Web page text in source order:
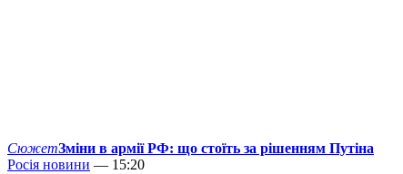
СюжетЗміни в армії РФ: що стоїть за рішенням Путіна
Росія новини — 15:20